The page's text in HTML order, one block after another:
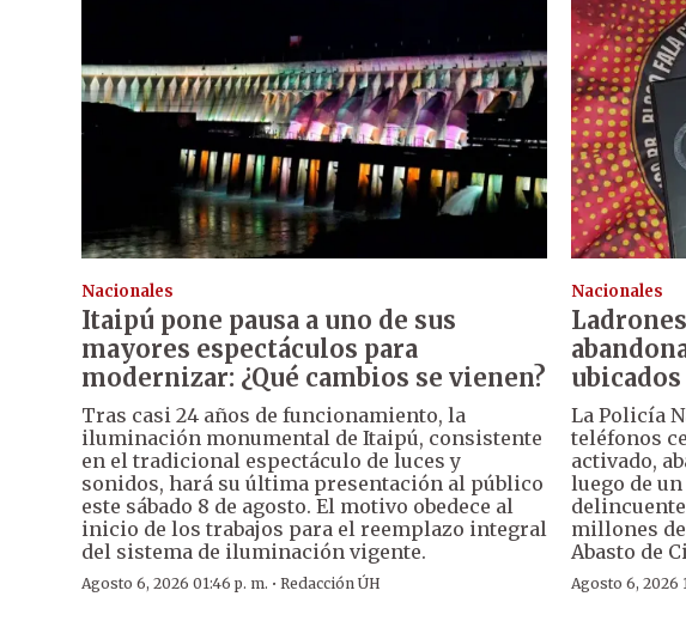
Nacionales
Itaipú pone pausa a uno de sus
mayores espectáculos para
modernizar: ¿Qué cambios se vienen?
Tras casi 24 años de funcionamiento, la
iluminación monumental de Itaipú, consistente
en el tradicional espectáculo de luces y
sonidos, hará su última presentación al público
este sábado 8 de agosto. El motivo obedece al
inicio de los trabajos para el reemplazo integral
del sistema de iluminación vigente.
Agosto 6, 2026 01:46 p. m. · Redacción ÚH
Nacionales
ubicados
La Policía
teléfonos
activado,
luego de
millones
Abasto de
Agosto 6, 2026